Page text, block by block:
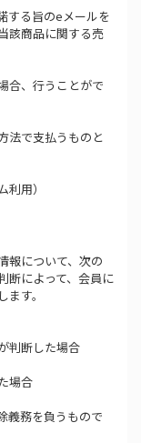
する旨のeメールを
該商品に関する売
合、行うことがで
法で支払うものと
用）
報について、次の
断によって、会員に
す。
判断した場合
場合
義務を負うもので